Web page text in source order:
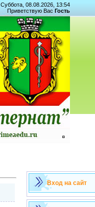
Суббота, 08.08.2026, 13:54
Приветствую Вас Гость
Вход на сайт